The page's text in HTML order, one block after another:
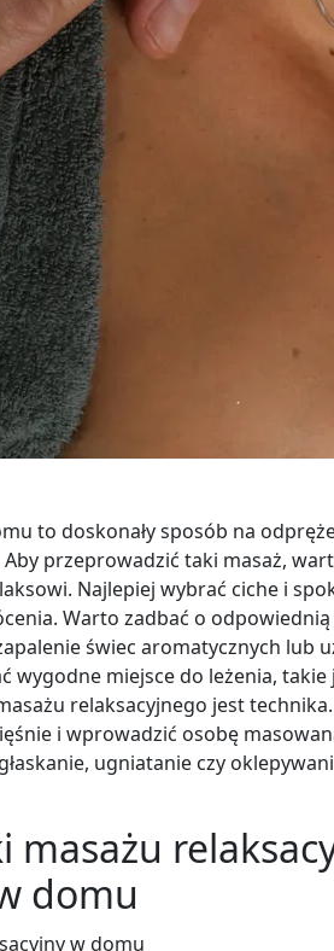
to doskonały sposób na
przeprowadzić taki masaż,
Najlepiej wybrać ciche i
Warto zadbać o
świec aromatycznych lub
wygodne miejsce do leżenia,
relaksacyjnego jest
i wprowadzić osobę
ugniatanie czy
masażu
domu